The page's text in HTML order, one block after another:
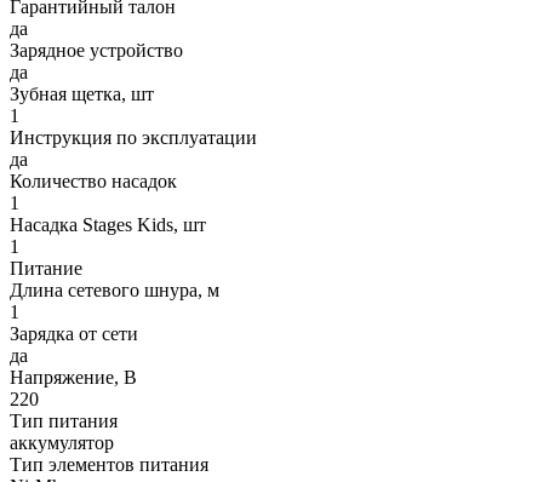
Гарантийный талон
да
Зарядное устройство
да
Зубная щетка, шт
1
Инструкция по эксплуатации
да
Количество насадок
1
Насадка Stages Kids, шт
1
Питание
Длина сетевого шнура, м
1
Зарядка от сети
да
Напряжение, В
220
Тип питания
аккумулятор
Тип элементов питания